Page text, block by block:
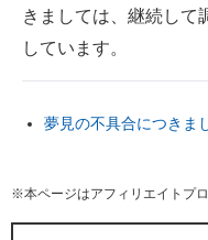
きましては、継続して
しています。
夢見の不具合につきま
※本ページはアフィリエイトプ